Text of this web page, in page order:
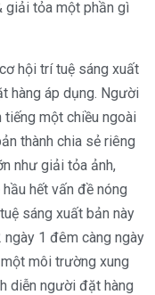
giải tỏa một phần gì
hội trí tuệ sáng xuất
hàng áp dụng. Người
một chiều ngoài
thành chia sẻ riêng
như giải tỏa ảnh,
hết vấn đề nóng
sáng xuất bản này
1 đêm càng ngày
môi trường xung
diễn người đặt hàng